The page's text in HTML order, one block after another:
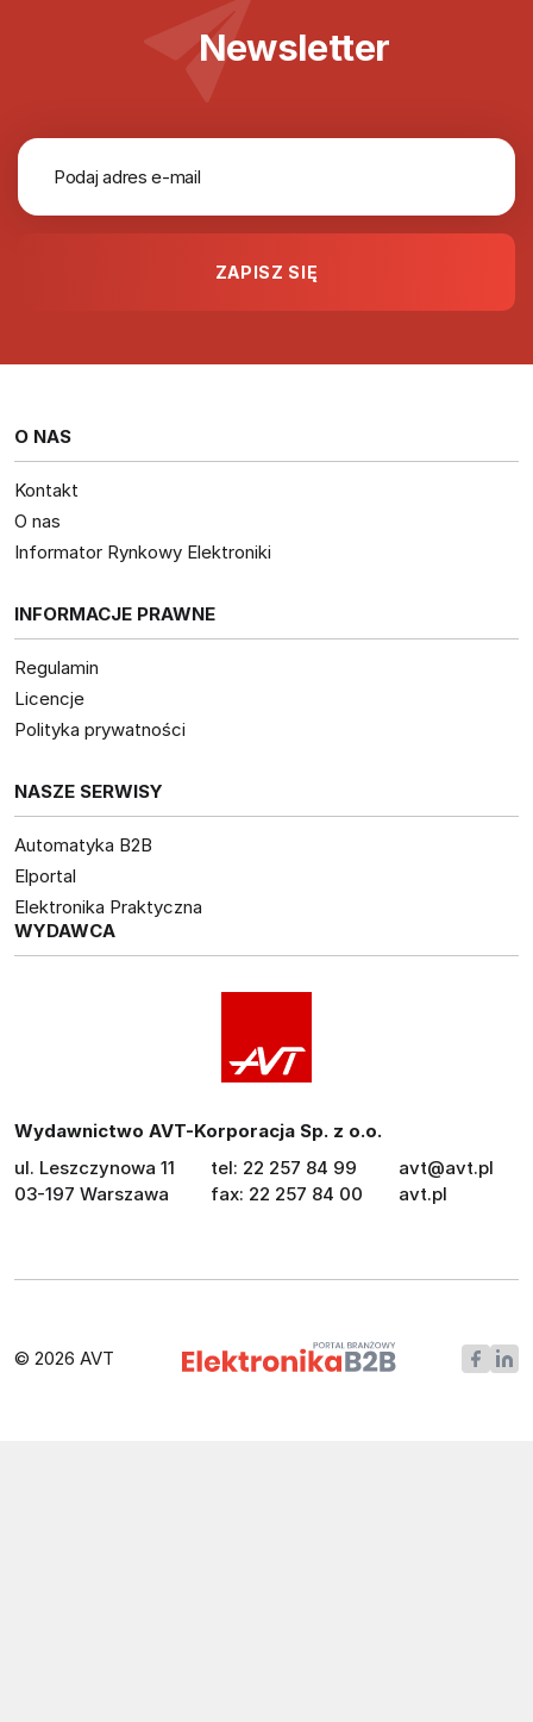
Newsletter
O NAS
Kontakt
O nas
Informator Rynkowy Elektroniki
INFORMACJE PRAWNE
Regulamin
Licencje
Polityka prywatności
NASZE SERWISY
Automatyka B2B
Elportal
Elektronika Praktyczna
WYDAWCA
Wydawnictwo AVT-Korporacja Sp. z o.o.
ul. Leszczynowa 11
03-197 Warszawa
tel: 22 257 84 99
fax: 22 257 84 00
avt@avt.pl
avt.pl
© 2026 AVT